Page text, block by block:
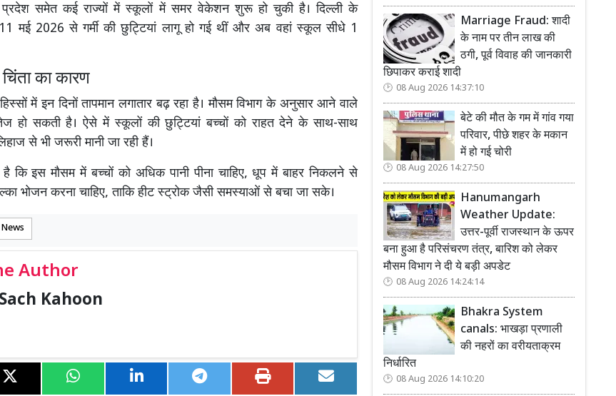
समेत कई राज्यों में स्कूलों में समर वेकेशन शुरू हो चुकी है। दिल्ली के
मई 2026 से गर्मी की छुट्टियां लागू हो गई थीं और अब वहां स्कूल सीधे 1
चिंता का कारण
में इन दिनों तापमान लगातार बढ़ रहा है। मौसम विभाग के अनुसार आने वाले
हो सकती है। ऐसे में स्कूलों की छुट्टियां बच्चों को राहत देने के साथ-साथ
से भी जरूरी मानी जा रही हैं।
है कि इस मौसम में बच्चों को अधिक पानी पीना चाहिए, धूप में बाहर निकलने से
भोजन करना चाहिए, ताकि हीट स्ट्रोक जैसी समस्याओं से बचा जा सके।
Author
Sach Kahoon
Marriage Fraud: शादी
के नाम पर तीन लाख की
ठगी, पूर्व विवाह की जानकारी
छिपाकर कराई शादी
08 Aug 2026 14:37:10
बेटे की मौत के गम में गांव गया
परिवार, पीछे शहर के मकान
में हो गई चोरी
08 Aug 2026 14:27:50
Hanumangarh
Weather Update:
उत्तर-पूर्वी राजस्थान के ऊपर
बना हुआ है परिसंचरण तंत्र, बारिश को लेकर
मौसम विभाग ने दी ये बड़ी अपडेट
08 Aug 2026 14:24:14
Bhakra System
canals: भाखड़ा प्रणाली
की नहरों का वरीयताक्रम
निर्धारित
08 Aug 2026 14:10:20